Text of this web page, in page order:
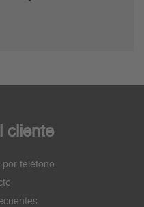
cliente
por teléfono